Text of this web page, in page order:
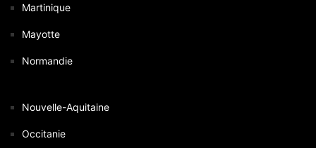
Martinique
Mayotte
Normandie
Nouvelle-Aquitaine
Occitanie